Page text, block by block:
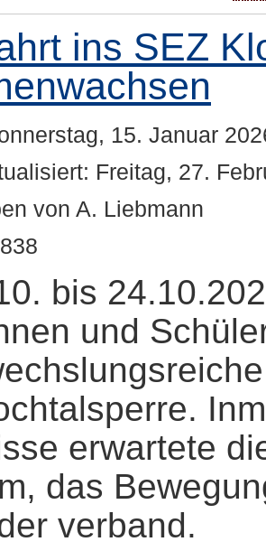
ins SEZ
15. Januar
Freitag, 27.
von A. Liebmann
bis
und
erwartete
das
verband.